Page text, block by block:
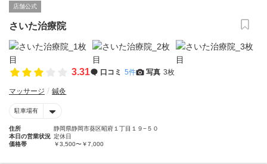
店舗公式
さいた治療院
3.31 口コミ 5件 写真 3枚
マッサージ 鍼灸
駐車場有
住所
静岡県静岡市葵区昭府１丁目１９−５０
本日の営業状況 定休日
価格帯
￥3,500〜￥7,000